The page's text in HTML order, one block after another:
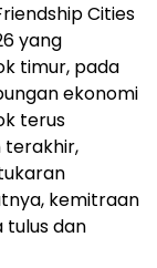
Cities
yang
timur, pada
ekonomi
terus
kemitraan
tulus dan